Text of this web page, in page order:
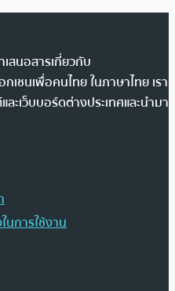
สนอสารเกี่ยวกับ
เชนเพื่อคนไทย ในภาษาไทย เรา
ะเว็บบอร์ดต่างประเทศและนำมา
นการใช้งาน